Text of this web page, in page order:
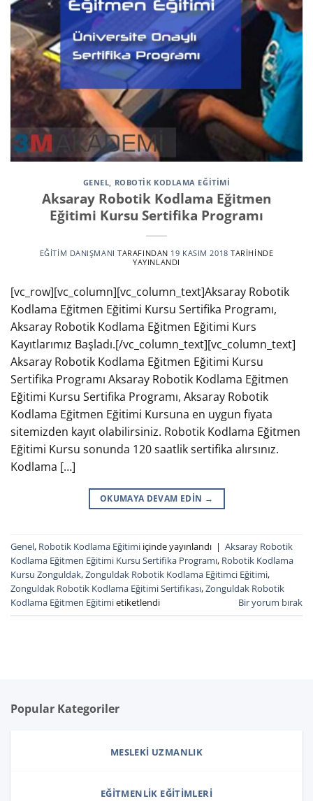
GENEL, ROBOTIK KODLAMA EĞITIMI
Aksaray Robotik Kodlama Eğitmen
Eğitimi Kursu Sertifika Programı
EĞITIM DANIŞMANI TARAFINDAN 19 KASIM 2018 TARIHINDE
YAYINLANDI
[vc_row][vc_column][vc_column_text]Aksaray Robotik
Kodlama Eğitmen Eğitimi Kursu Sertifika Programı,
Aksaray Robotik Kodlama Eğitmen Eğitimi Kurs
Kayıtlarımız Başladı.[/vc_column_text][vc_column_text]
Aksaray Robotik Kodlama Eğitmen Eğitimi Kursu
Sertifika Programı Aksaray Robotik Kodlama Eğitmen
Eğitimi Kursu Sertifika Programı, Aksaray Robotik
Kodlama Eğitmen Eğitimi Kursuna en uygun fiyata
sitemizden kayıt olabilirsiniz. Robotik Kodlama Eğitmen
Eğitimi Kursu sonunda 120 saatlik sertifika alırsınız.
Kodlama […]
OKUMAYA DEVAM EDIN →
Genel, Robotik Kodlama Eğitimi içinde yayınlandı | Aksaray Robotik
Kodlama Eğitmen Eğitimi Kursu Sertifika Programı, Robotik Kodlama
Kursu Zonguldak,Zonguldak Robotik Kodlama Eğitimci Eğitimi,
Zonguldak Robotik Kodlama Eğitimi Sertifikası,Zonguldak Robotik
Kodlama Eğitmen Eğitimietiketlendi Bir yorum bırak
Popular Kategoriler
MESLEKI UZMANLIK
EĞITMENLIK EĞITIMLERI